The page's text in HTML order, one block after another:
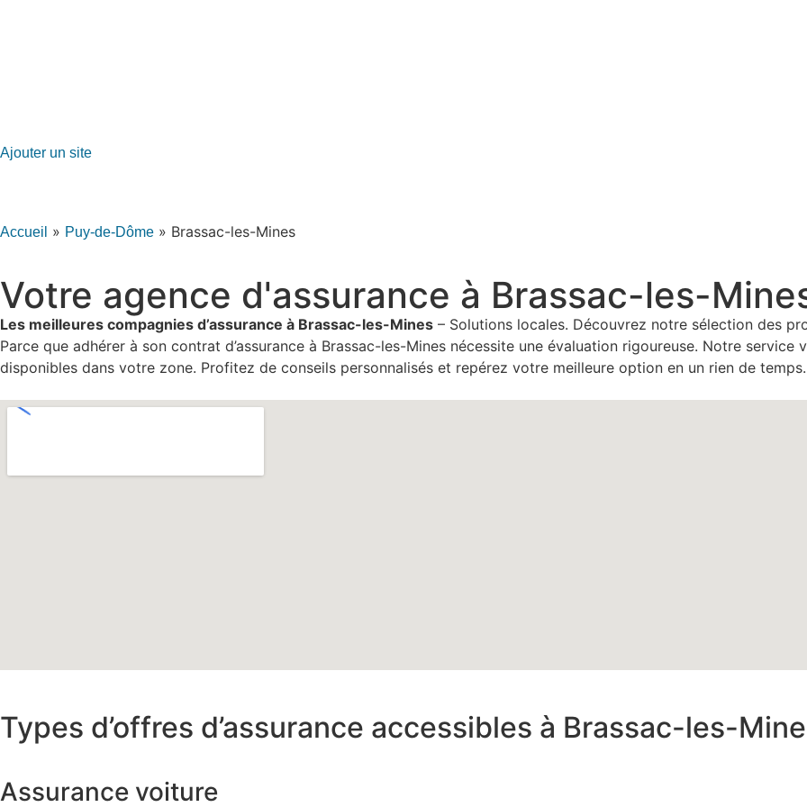
Ajouter un site
Accueil » Puy-de-Dôme » Brassac-les-Mines
Votre agence d'assurance à Brassac-les-
Les meilleures compagnies d’assurance à Brassac-les-Mines – Solutions locales. Découvrez notre sélection des
Parce que adhérer à son contrat d’assurance à Brassac-les-Mines nécessite une évaluation rigoureuse. Notre
disponibles dans votre zone. Profitez de conseils personnalisés et repérez votre meilleure option en un rien de temps.
Types d’offres d’assurance accessibles à Brassac-les-
Assurance voiture